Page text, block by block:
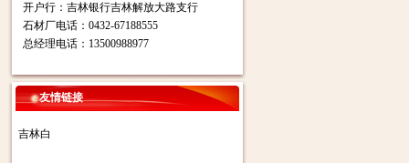
开户行：吉林银行吉林解放大路支行
石材厂电话：0432-67188555
总经理电话：13500988977
友情链接
吉林白